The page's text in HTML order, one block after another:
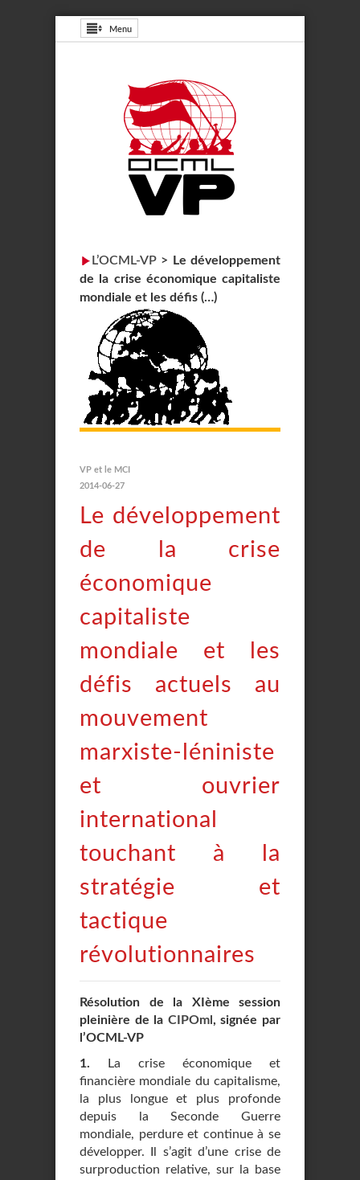
Menu
L’OCML-VP >
Le développement
de la crise économique capitaliste
mondiale et les défis (…)
VP et le MCI
2014-06-27
Le développement
de la crise
économique
capitaliste
mondiale et les
défis actuels au
mouvement
marxiste-léniniste
et ouvrier
international
touchant à la
stratégie et
tactique
révolutionnaires
Résolution de la XIème session
pleinière de la CIPOml , signée par
l’OCML-VP
1. La crise économique et
financière mondiale du capitalisme,
la plus longue et plus profonde
depuis la Seconde Guerre
mondiale, perdure et continue à se
développer. Il s’agit d’une crise de
surproduction relative, sur la base